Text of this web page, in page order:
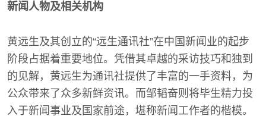
新闻人物及相关机构
黄远生及其创立的“远生通讯社”在中国新闻业的起步
阶段占据着重要地位。凭借其卓越的采访技巧和独到
的见解，黄远生为通讯社提供了丰富的一手资料，为
公众带来了众多新鲜资讯。而邹韬奋则将毕生精力投
入于新闻事业及国家前途，堪称新闻工作者的楷模。